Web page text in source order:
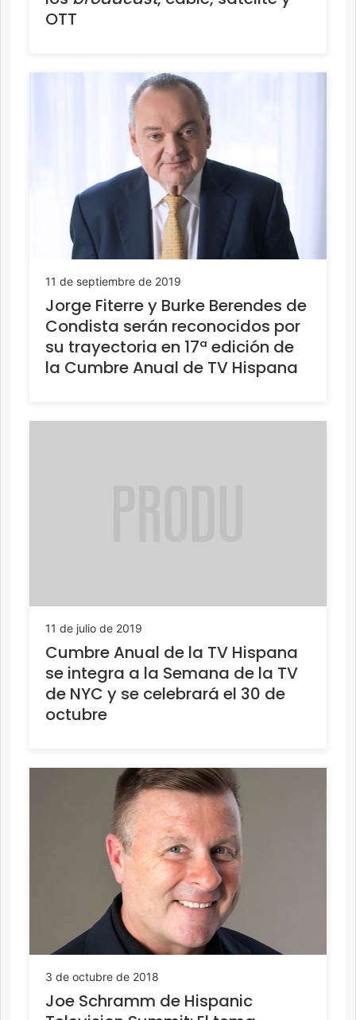
OTT
11 de septiembre de 2019
Jorge Fiterre y Burke Berendes de
Condista serán reconocidos por
su trayectoria en 17ª edición de
la Cumbre Anual de TV Hispana
11 de julio de 2019
Cumbre Anual de la TV Hispana
se integra a la Semana de la TV
de NYC y se celebrará el 30 de
octubre
3 de octubre de 2018
Joe Schramm de Hispanic